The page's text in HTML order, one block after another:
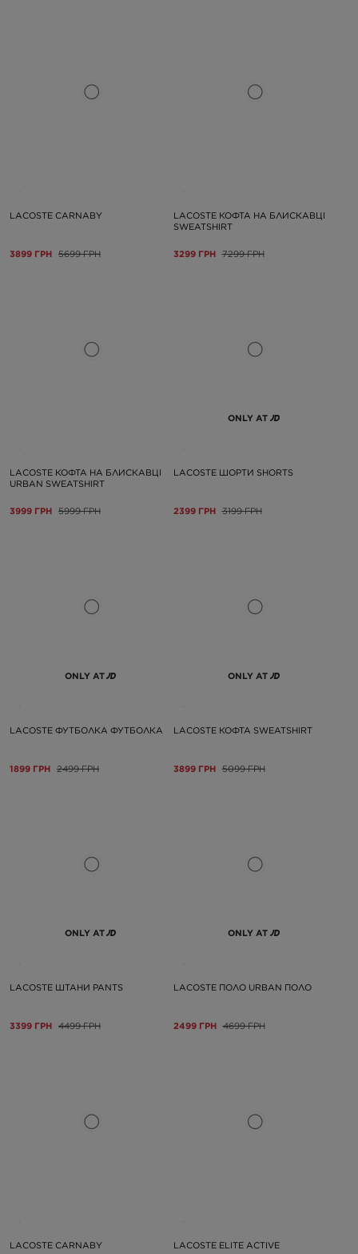
LACOSTE CARNABY
3899 ГРН 5699 ГРН
LACOSTE КОФТА НА БЛИСКАВЦІ
SWEATSHIRT
3299 ГРН 7299 ГРН
LACOSTE КОФТА НА БЛИСКАВЦІ
URBAN SWEATSHIRT
3999 ГРН 5999 ГРН
ONLY AT
LACOSTE ШОРТИ SHORTS
2399 ГРН 3199 ГРН
ONLY AT
LACOSTE ФУТБОЛКА ФУТБОЛКА
1899 ГРН 2499 ГРН
ONLY AT
LACOSTE КОФТА SWEATSHIRT
3899 ГРН 5099 ГРН
ONLY AT
LACOSTE ШТАНИ PANTS
3399 ГРН 4499 ГРН
ONLY AT
LACOSTE ПОЛО URBAN ПОЛО
2499 ГРН 4699 ГРН
LACOSTE CARNABY LACOSTE ELITE ACTIVE